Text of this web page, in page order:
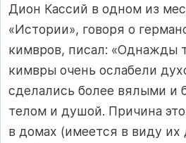
Дион Кассий в одном из
«Истории», говоря о
кимвров, писал: «Однажды
кимвры очень ослабели
сделались более вялыми и
телом и душой. Причина
в домах (имеется в виду их